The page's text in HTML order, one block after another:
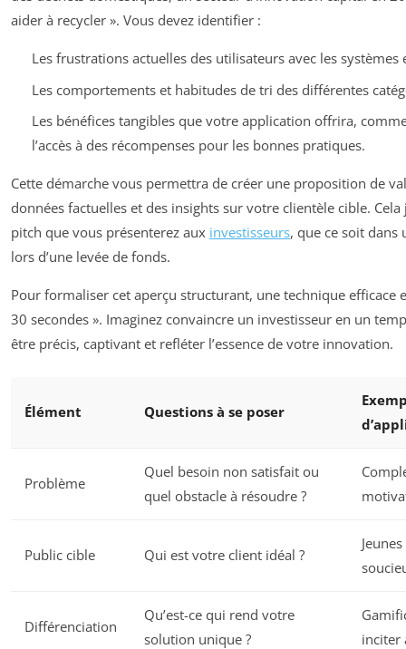
aider à recycler ». Vous devez identifier :
Les frustrations actuelles des utilisateurs avec les systèmes
Les comportements et habitudes de tri des différentes
Les bénéfices tangibles que votre application offrira,
l’accès à des récompenses pour les bonnes pratiques.
Cette démarche vous permettra de créer une proposition de
données factuelles et des insights sur votre clientèle cible.
pitch que vous présenterez aux investisseurs, que ce soit
lors d’une levée de fonds.
Pour formaliser cet aperçu structurant, une technique efficace
30 secondes ». Imaginez convaincre un investisseur en un
être précis, captivant et refléter l’essence de votre innovation.
Élément Questions à se poser
Problème
Quel besoin non satisfait ou
quel obstacle à résoudre ?
Public cible Qui est votre client idéal ?
Différenciation
Qu’est-ce qui rend votre
solution unique ?
inciter